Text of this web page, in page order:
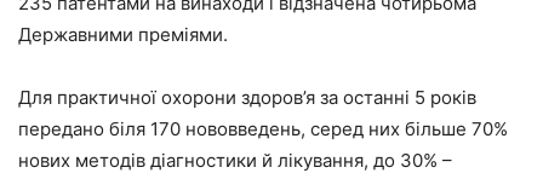
Державними преміями.
Для практичної охорони здоров’я за останні 5 років
передано біля 170 нововведень, серед них більше 70%
нових методів діагностики й лікування, до 30% –